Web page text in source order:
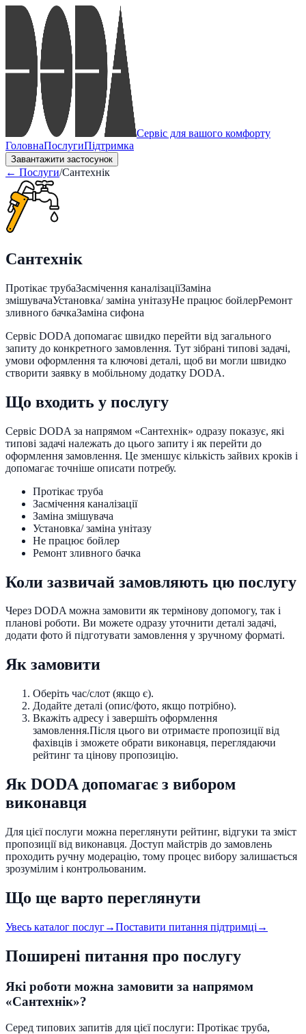
Сервіс для вашого комфорту
ГоловнаПослугиПідтримка
Завантажити застосунок
← Послуги/Сантехнік
Сантехнік
Протікає трубаЗасмічення каналізаціїЗаміна
змішувачаУстановка/ заміна унітазуНе працює бойлерРемонт
зливного бачкаЗаміна сифона
Сервіс DODA допомагає швидко перейти від загального
запиту до конкретного замовлення. Тут зібрані типові задачі,
умови оформлення та ключові деталі, щоб ви могли швидко
створити заявку в мобільному додатку DODA.
Що входить у послугу
Сервіс DODA за напрямом «Сантехнік» одразу показує, які
типові задачі належать до цього запиту і як перейти до
оформлення замовлення. Це зменшує кількість зайвих кроків і
допомагає точніше описати потребу.
Протікає труба
Засмічення каналізації
Заміна змішувача
Установка/ заміна унітазу
Не працює бойлер
Ремонт зливного бачка
Коли зазвичай замовляють цю послугу
Через DODA можна замовити як термінову допомогу, так і
планові роботи. Ви можете одразу уточнити деталі задачі,
додати фото й підготувати замовлення у зручному форматі.
Як замовити
Оберіть час/слот (якщо є).
Додайте деталі (опис/фото, якщо потрібно).
Вкажіть адресу і завершіть оформлення
замовлення.Після цього ви отримаєте пропозиції від
фахівців і зможете обрати виконавця, переглядаючи
рейтинг та цінову пропозицію.
Як DODA допомагає з вибором
виконавця
Для цієї послуги можна переглянути рейтинг, відгуки та зміст
пропозиції від виконавця. Доступ майстрів до замовлень
проходить ручну модерацію, тому процес вибору залишається
зрозумілим і контрольованим.
Що ще варто переглянути
Увесь каталог послуг→Поставити питання підтримці →
Поширені питання про послугу
Які роботи можна замовити за напрямом
«Сантехнік»?
Серед типових запитів для цієї послуги: Протікає труба,